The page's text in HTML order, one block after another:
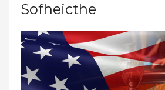
Sofheicthe